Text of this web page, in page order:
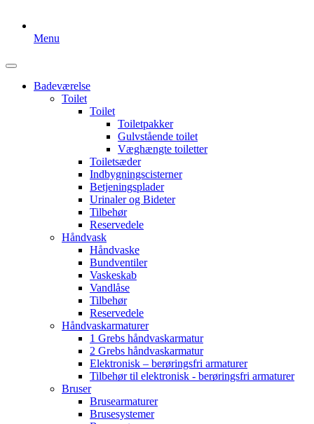
Menu
Badeværelse
Toilet
Toilet
Toiletpakker
Gulvstående toilet
Væghængte toiletter
Toiletsæder
Indbygningscisterner
Betjeningsplader
Urinaler og Bideter
Tilbehør
Reservedele
Håndvask
Håndvaske
Bundventiler
Vaskeskab
Vandlåse
Tilbehør
Reservedele
Håndvaskarmaturer
1 Grebs håndvaskarmatur
2 Grebs håndvaskarmatur
Elektronisk – berøringsfri armaturer
Tilbehør til elektronisk - berøringsfri armaturer
Bruser
Brusearmaturer
Brusesystemer